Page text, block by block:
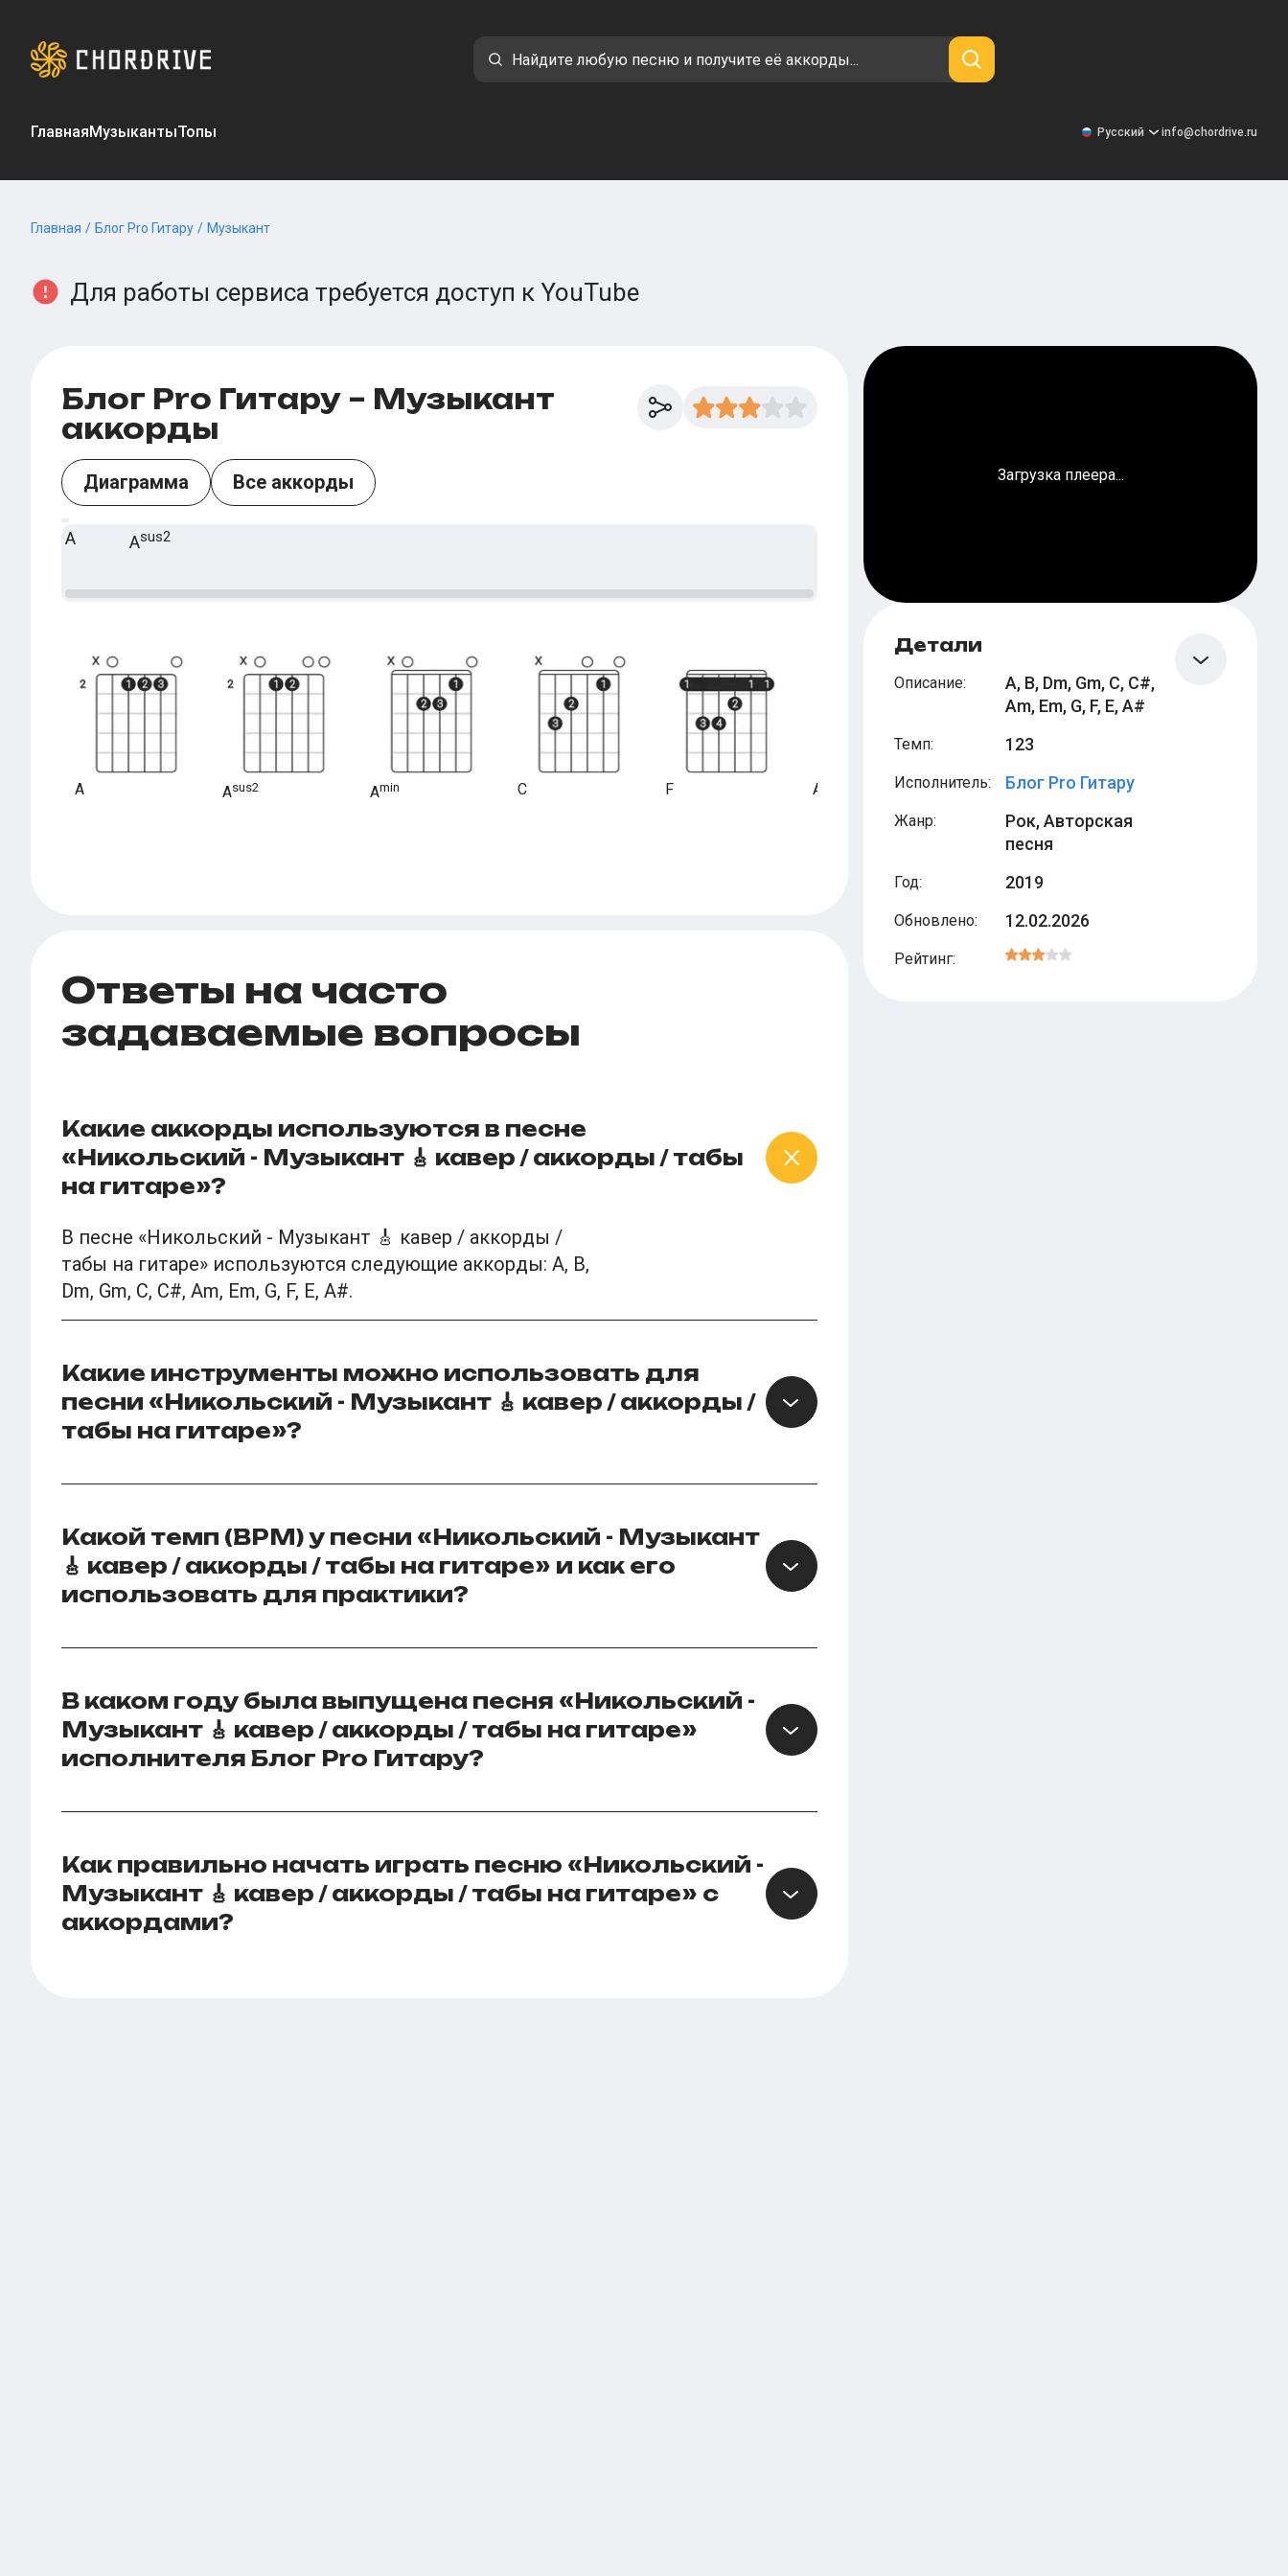
ГлавнаяМузыкантыТопы Русский info@chordrive.ru
Главная / Блог Pro Гитару / Музыкант
Для работы сервиса требуется доступ к YouTube
Блог Pro Гитару – Музыкант
аккорды
Диаграмма Все аккорды
A Asus2
A Asus2 Amin C F A Asus2 A min
Загрузка плеера...
Детали
Описание:
A, B, Dm, Gm, C, C#,
Am, Em, G, F, E, A#
Темп: 123
Исполнитель: Блог Pro Гитару
Жанр:
Рок, Авторская
песня
Год: 2019
Обновлено: 12.02.2026
Рейтинг:
Ответы на часто
задаваемые вопросы
Какие аккорды используются в песне
«Никольский - Музыкант 🎸 кавер / аккорды / табы
на гитаре»?
В песне «Никольский - Музыкант 🎸 кавер / аккорды /
табы на гитаре» используются следующие аккорды: A, B,
Dm, Gm, C, C#, Am, Em, G, F, E, A#.
Какие инструменты можно использовать для
песни «Никольский - Музыкант 🎸 кавер / аккорды /
табы на гитаре»?
Какой темп (BPM) у песни «Никольский - Музыкант
🎸 кавер / аккорды / табы на гитаре» и как его
использовать для практики?
В каком году была выпущена песня «Никольский -
Музыкант 🎸 кавер / аккорды / табы на гитаре»
исполнителя Блог Pro Гитару?
Как правильно начать играть песню «Никольский -
Музыкант 🎸 кавер / аккорды / табы на гитаре» с
аккордами?